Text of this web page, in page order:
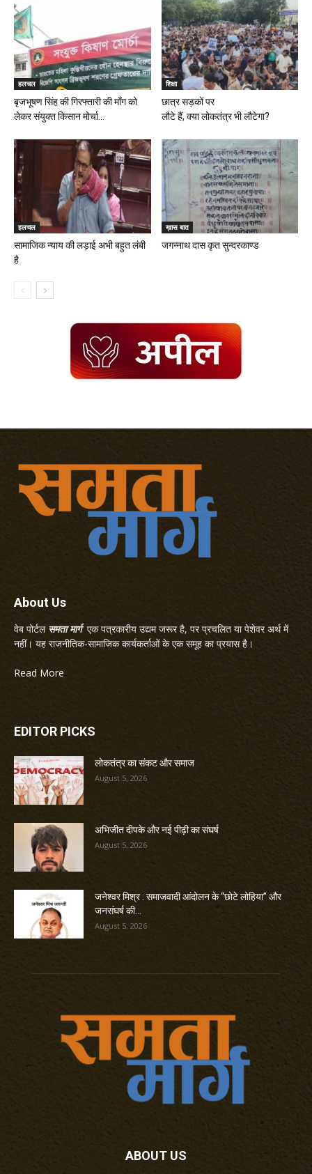
हलचल
बृजभूषण सिंह की गिरफ्तारी की मॉंग को
लेकर संयुक्त किसान मोर्चा...
शिक्षा
छात्र सड़कों पर
लौटे हैं, क्या लोकतंत्र भी लौटेगा?
हलचल
सामाजिक न्याय की लड़ाई अभी बहुत लंबी
है
ख़ास बात
जगन्नाथ दास कृत सुन्दरकाण्ड
About Us
वेब पोर्टल समता मार्गएक पत्रकारीय उद्यम जरूर है, पर प्रचलित या पेशेवर अर्थ में
नहीं। यह राजनीतिक-सामाजिक कार्यकर्ताओं के एक समूह का प्रयास है।
Read More
EDITOR PICKS
लोकतंत्र का संकट और समाज
August 5, 2026
अभिजीत दीपके और नई पीढ़ी का संघर्ष
August 5, 2026
जनेश्वर मिश्र : समाजवादी आंदोलन के “छोटे लोहिया” और
जनसंघर्ष की...
August 5, 2026
ABOUT US